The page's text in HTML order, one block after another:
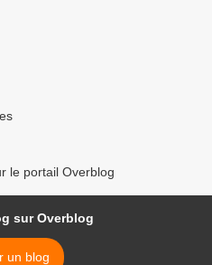
le portail Overblog
sur Overblog
un blog